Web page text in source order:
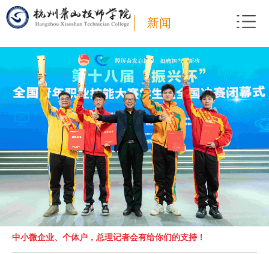
新闻
中小微企业、个体户，总理记者会有给你们的支持！